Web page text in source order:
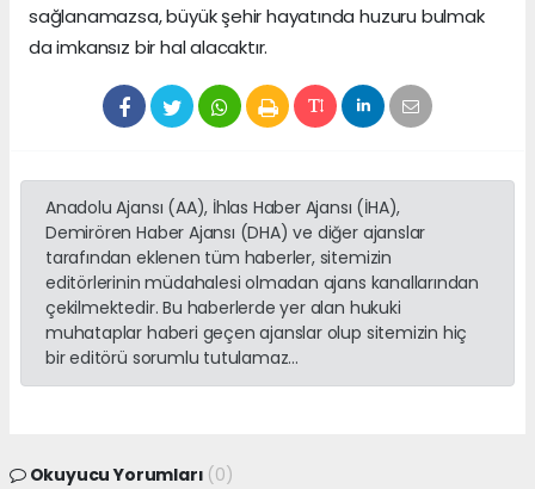
sağlanamazsa, büyük şehir hayatında huzuru bulmak
da imkansız bir hal alacaktır.
Anadolu Ajansı (AA), İhlas Haber Ajansı (İHA),
Demirören Haber Ajansı (DHA) ve diğer ajanslar
tarafından eklenen tüm haberler, sitemizin
editörlerinin müdahalesi olmadan ajans kanallarından
çekilmektedir. Bu haberlerde yer alan hukuki
muhataplar haberi geçen ajanslar olup sitemizin hiç
bir editörü sorumlu tutulamaz...
Okuyucu Yorumları (0)